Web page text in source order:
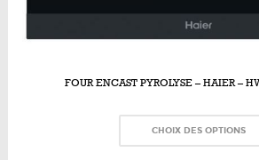
FOUR ENCAST PYROLYSE – HAIER –
CHOIX DES OPTIONS